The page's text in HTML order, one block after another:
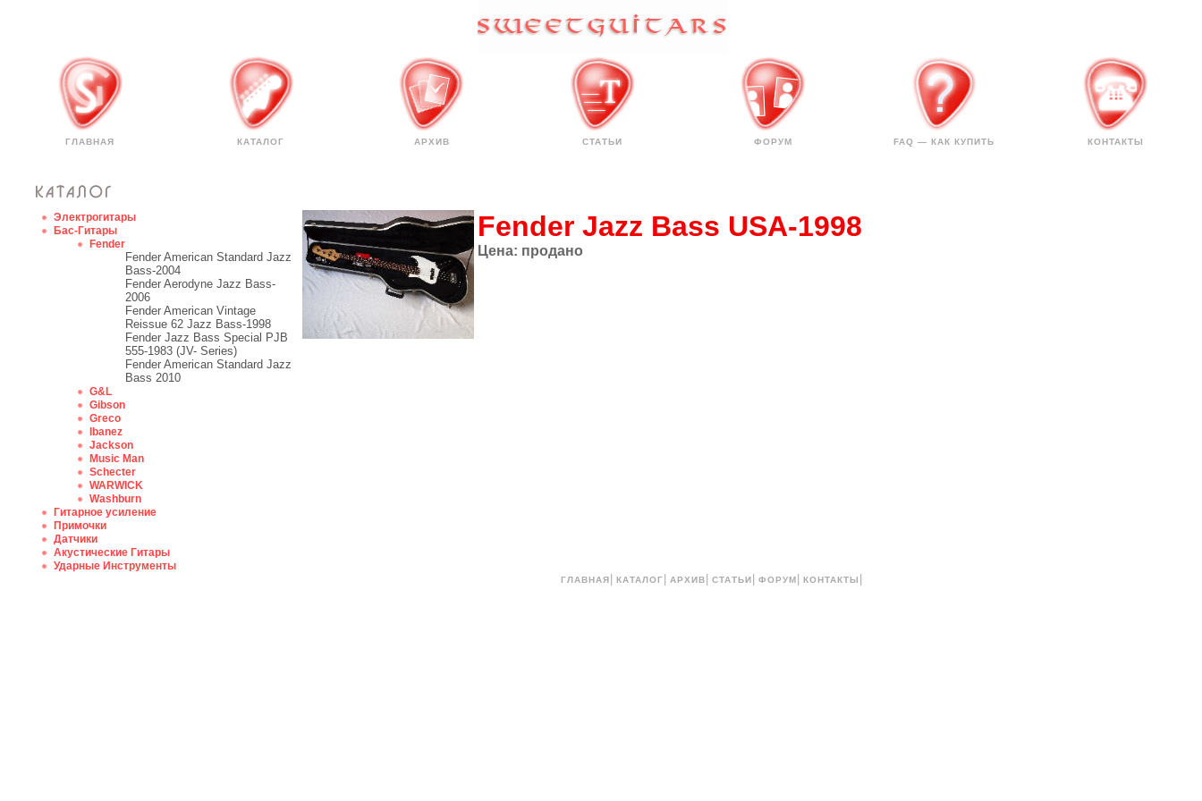
ГЛАВНАЯ КАТАЛОГ АРХИВ СТАТЬИ ФОРУМ FAQ — КАК КУПИТЬ КОНТАКТЫ
Электрогитары
Бас-Гитары
Fender
Fender American Standard Jazz
Bass-2004
Fender Aerodyne Jazz Bass-
2006
Fender American Vintage
Reissue 62 Jazz Bass-1998
Fender Jazz Bass Special PJB
555-1983 (JV- Series)
Fender American Standard Jazz
Bass 2010
G&L
Gibson
Greco
Ibanez
Jackson
Music Man
Schecter
WARWICK
Washburn
Гитарное усиление
Примочки
Датчики
Акустические Гитары
Ударные Инструменты
Fender Jazz Bass USA-1998
Цена: продано
ГЛАВНАЯ КАТАЛОГ АРХИВ СТАТЬИ ФОРУМ КОНТАКТЫ